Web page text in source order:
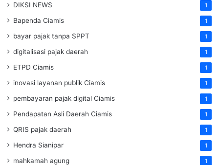
DIKSI NEWS 1
Bapenda Ciamis 1
bayar pajak tanpa SPPT 1
digitalisasi pajak daerah 1
ETPD Ciamis 1
inovasi layanan publik Ciamis 1
pembayaran pajak digital Ciamis 1
Pendapatan Asli Daerah Ciamis 1
QRIS pajak daerah 1
Hendra Sianipar 1
mahkamah agung 1